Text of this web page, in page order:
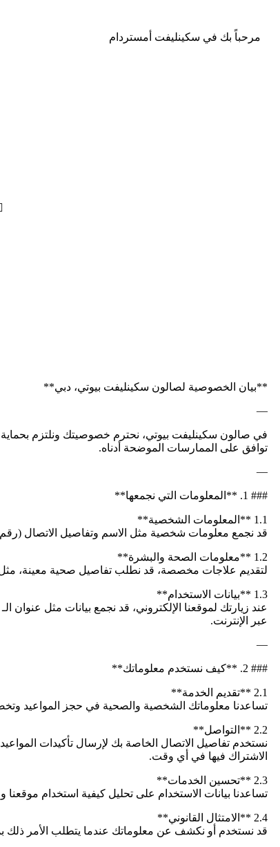
مرحباً بك في سكينليفت أمستردام
**بيان الخصوصية لصالون سكينليفت بيوتي، دبي**
—
في صالون سكينليفت بيوتي، نحترم خصوصيتك ونلتزم
توافق على الممارسات الموضحة أدناه.
—
### 1. **المعلومات التي نجمعها**
1.1 **المعلومات الشخصية**
قد نجمع معلومات شخصية مثل الاسم وتفاصيل الاتصال (رقم
1.2 **معلومات الصحة والبشرة**
لتقديم علاجات مخصصة، قد نطلب تفاصيل صحية معينة، مثل
1.3 **بيانات الاستخدام**
عبر الإنترنت.
—
### 2. **كيف نستخدم معلوماتك**
2.1 **تقديم الخدمة**
تساعدنا معلوماتك الشخصية والصحية في حجز المواعيد
2.2 **التواصل**
نستخدم تفاصيل الاتصال الخاصة بك لإرسال تأكيدات
الاشتراك فيها في أي وقت.
2.3 **تحسين الخدمات**
تساعدنا بيانات الاستخدام على تحليل كيفية استخدام
2.4 **الامتثال القانوني**
قد نستخدم أو نكشف عن معلوماتك عندما يتطلب الأمر ذلك